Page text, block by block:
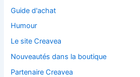
Guide d'achat
Humour
Le site Creavea
Nouveautés dans la boutique
Partenaire Creavea